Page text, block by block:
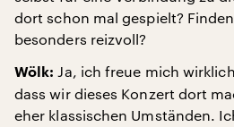
dort schon mal gespielt?
besonders reizvoll?
Wölk: Ja, ich freue mich
dass wir dieses Konzert dort
eher klassischen Umständen.